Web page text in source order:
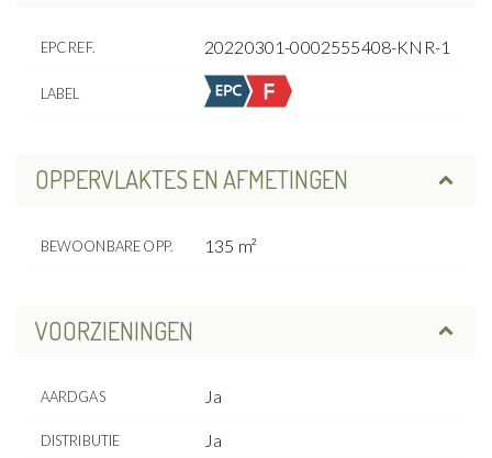
EPC REF. 20220301-0002555408-KNR-1
LABEL
OPPERVLAKTES EN AFMETINGEN
BEWOONBARE OPP. 135 m²
VOORZIENINGEN
AARDGAS Ja
DISTRIBUTIE Ja